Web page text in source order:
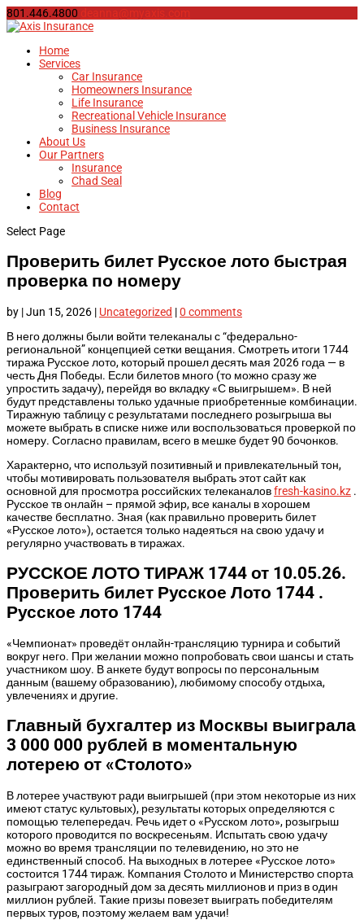
801.446.4800 deanna@myaxis.com
Home
Services
Car Insurance
Homeowners Insurance
Life Insurance
Recreational Vehicle Insurance
Business Insurance
About Us
Our Partners
Insurance
Chad Seal
Blog
Contact
Select Page
Проверить билет Русское лото быстрая
проверка по номеру
by |Jun 15, 2026 | Uncategorized |0 comments
В него должны были войти телеканалы с “федерально-
региональной” концепцией сетки вещания. Смотреть итоги 1744
тиража Русское лото, который прошел десять мая 2026 года — в
честь Дня Победы. Если билетов много (то можно сразу же
упростить задачу), перейдя во вкладку «С выигрышем». В ней
будут представлены только удачные приобретенные комбинации.
Тиражную таблицу с результатами последнего розыгрыша вы
можете выбрать в списке ниже или воспользоваться проверкой по
номеру. Согласно правилам, всего в мешке будет 90 бочонков.
Характерно, что используй позитивный и привлекательный тон,
чтобы мотивировать пользователя выбрать этот сайт как
основной для просмотра российских телеканаловfresh-kasino.kz .
Русское тв онлайн – прямой эфир, все каналы в хорошем
качестве бесплатно. Зная (как правильно проверить билет
«Русское лото»), остается только надеяться на свою удачу и
регулярно участвовать в тиражах.
РУССКОЕ ЛОТО ТИРАЖ 1744 от 10.05.26.
Проверить билет Русское Лото 1744 .
Русское лото 1744
«Чемпионат» проведёт онлайн-трансляцию турнира и событий
вокруг него. При желании можно попробовать свои шансы и стать
участником шоу. В анкете будут вопросы по персональным
данным (вашему образованию), любимому способу отдыха,
увлечениях и другие.
Главный бухгалтер из Москвы выиграла
3 000 000 рублей в моментальную
лотерею от «Столото»
В лотерее участвуют ради выигрышей (при этом некоторые из них
имеют статус культовых), результаты которых определяются с
помощью телепередач. Речь идет о «Русском лото», розыгрыш
которого проводится по воскресеньям. Испытать свою удачу
можно во время трансляции по телевидению, но это не
единственный способ. На выходных в лотерее «Русское лото»
состоится 1744 тираж. Компания Столото и Министерство спорта
разыграют загородный дом за десять миллионов и приз в один
миллион рублей. Такие призы повезет выиграть победителям
первых туров, поэтому желаем вам удачи!